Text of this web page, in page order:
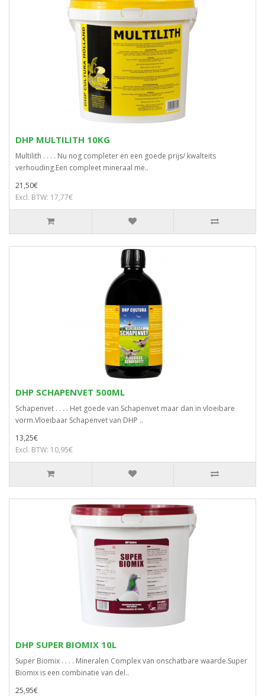
DHP MULTILITH 10KG
Multilith . . . . Nu nog completer en een goede prijs/ kwalteits
verhouding.Een compleet mineraal me..
21,50€
Excl. BTW: 17,77€
DHP SCHAPENVET 500ML
Schapenvet . . . . Het goede van Schapenvet maar dan in vloeibare
vorm.Vloeibaar Schapenvet van DHP ..
13,25€
Excl. BTW: 10,95€
DHP SUPER BIOMIX 10L
Super Biomix . . . . Mineralen Complex van onschatbare waarde.Super
Biomix is een combinatie van del..
25,95€